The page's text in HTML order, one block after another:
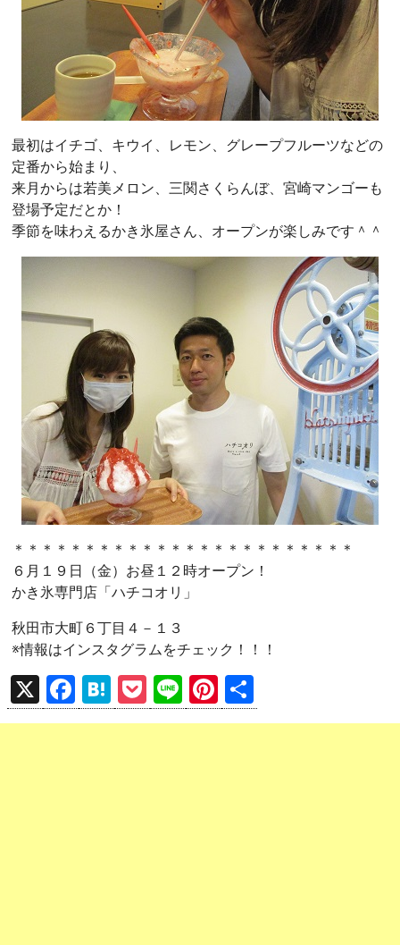
最初はイチゴ、キウイ、レモン、グレープフルーツなどの
定番から始まり、
来月からは若美メロン、三関さくらんぼ、宮崎マンゴーも
登場予定だとか！
季節を味わえるかき氷屋さん、オープンが楽しみです＾＾
＊＊＊＊＊＊＊＊＊＊＊＊＊＊＊＊＊＊＊＊＊＊＊＊
６月１９日（金）お昼１２時オープン！
かき氷専門店「ハチコオリ」
秋田市大町６丁目４－１３
※情報はインスタグラムをチェック！！！
X
F
a
H
at
P
o
Li
n
Pi
nt 有